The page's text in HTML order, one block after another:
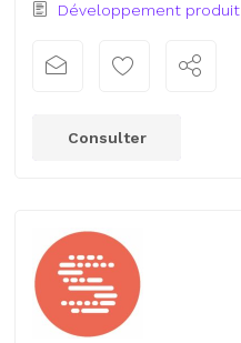
Développement produit
Consulter